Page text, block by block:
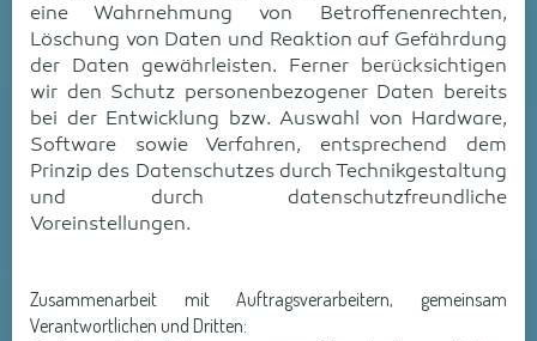
eine Wahrnehmung von Betroffenenrechten,
Löschung von Daten und Reaktion auf Gefährdung
der Daten gewährleisten. Ferner berücksichtigen
wir den Schutz personenbezogener Daten bereits
bei der Entwicklung bzw. Auswahl von Hardware,
Software sowie Verfahren, entsprechend dem
Prinzip des Datenschutzes durch Technikgestaltung
und durch datenschutzfreundliche
Voreinstellungen.
Zusammenarbeit mit Auftragsverarbeitern, gemeinsam
Verantwortlichen und Dritten: